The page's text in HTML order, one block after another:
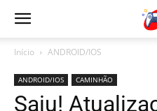
Início ANDROID/IOS
ANDROID/IOS CAMINHÃO
Saiu!